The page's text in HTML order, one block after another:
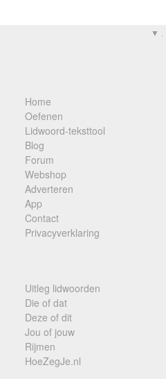
▼ .
Home
Oefenen
Lidwoord-teksttool
Blog
Forum
Webshop
Adverteren
App
Contact
Privacyverklaring
Uitleg lidwoorden
Die of dat
Deze of dit
Jou of jouw
Rijmen
HoeZegJe.nl